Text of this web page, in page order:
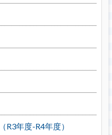
年度-R4年度）